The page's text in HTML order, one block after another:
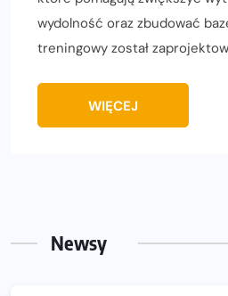
wydolność oraz zbudować
treningowy został
WIĘCEJ
Newsy